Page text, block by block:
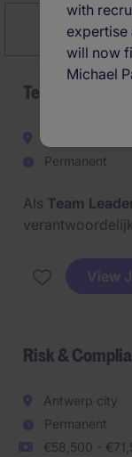
with
expertise
will now
Michael
CloseFilter
Team Leader
Belgium
Permanent
Als Team
en correctView
Risk &
Antwerp city
Permanent
€58,500 -